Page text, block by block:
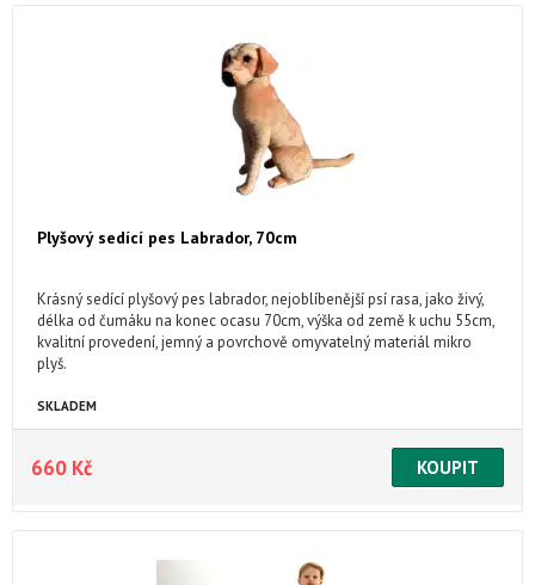
Plyšový sedící pes Labrador, 70cm
Krásný sedící plyšový pes labrador, nejoblíbenější psí rasa, jako živý,
délka od čumáku na konec ocasu 70cm, výška od země k uchu 55cm,
kvalitní provedení, jemný a povrchově omyvatelný materiál mikro
plyš.
SKLADEM
660 Kč